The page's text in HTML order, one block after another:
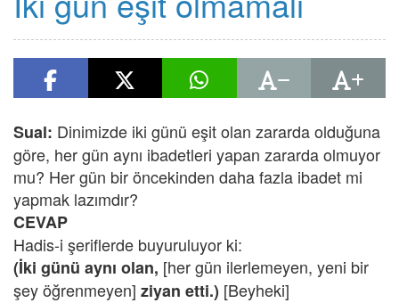
Sual: Dinimizde iki günü eşit olan zararda olduğuna
göre, her gün aynı ibadetleri yapan zararda olmuyor
mu? Her gün bir öncekinden daha fazla ibadet mi
yapmak lazımdır?
CEVAP
Hadis-i şeriflerde buyuruluyor ki:
(İki günü aynı olan, [her gün ilerlemeyen, yeni bir
şey öğrenmeyen] ziyan etti.) [Beyheki]